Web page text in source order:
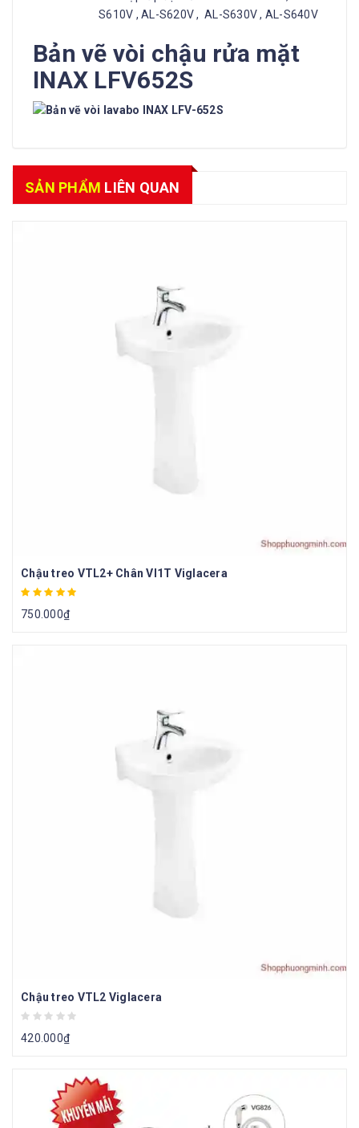
S610V , AL-S620V , AL-S630V , AL-S640V
Bản vẽ vòi chậu rửa mặt
INAX LFV652S
SẢN PHẨM LIÊN QUAN
Chậu treo VTL2+ Chân VI1T Viglacera
750.000₫
Chậu treo VTL2 Viglacera
420.000₫